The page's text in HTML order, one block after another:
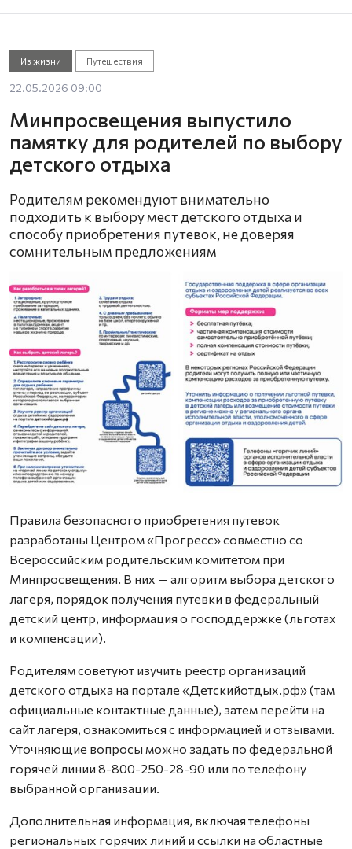
Из жизни Путешествия
22.05.2026 09:00
Минпросвещения выпустило
памятку для родителей по выбору
детского отдыха
Родителям рекомендуют внимательно
подходить к выбору мест детского отдыха и
способу приобретения путевок, не доверяя
сомнительным предложениям
Правила безопасного приобретения путевок
разработаны Центром «Прогресс» совместно со
Всероссийским родительским комитетом при
Минпросвещения. В них — алгоритм выбора детского
лагеря, порядок получения путевки в федеральный
детский центр, информация о господдержке (льготах
и компенсации).
Родителям советуют изучить реестр организаций
детского отдыха на портале «Детскийотдых.рф» (там
официальные контактные данные), затем перейти на
сайт лагеря, ознакомиться с информацией и отзывами.
Уточняющие вопросы можно задать по федеральной
горячей линии 8-800-250-28-90 или по телефону
выбранной организации.
Дополнительная информация, включая телефоны
региональных горячих линий и ссылки на областные